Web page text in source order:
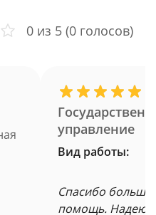
0 из 5 (0 голосов)
управление
Вид работы:
Спасибо
помощь.